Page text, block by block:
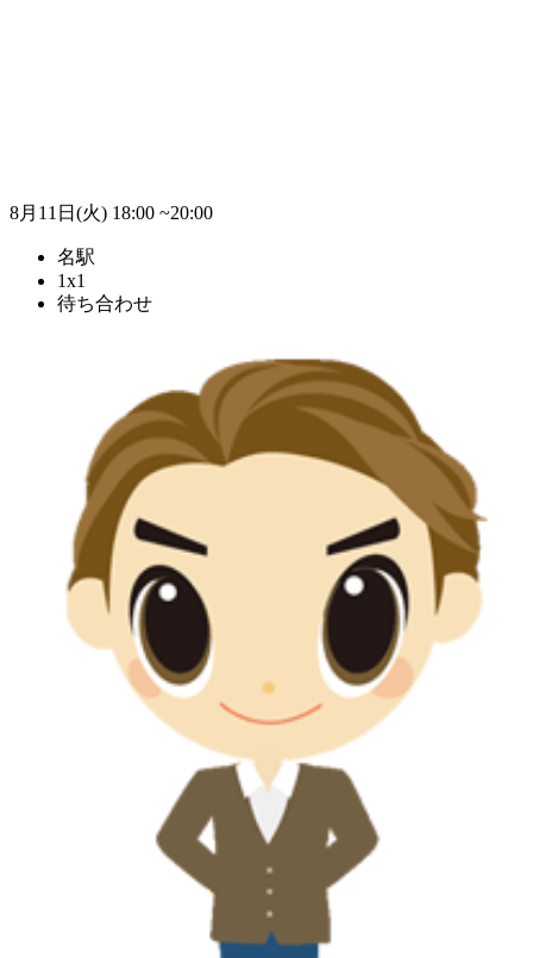
8月11日(火) 18:00 ~20:00
名駅
1x1
待ち合わせ